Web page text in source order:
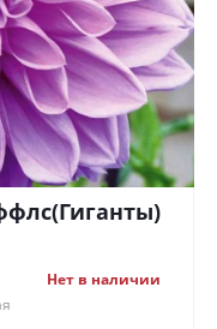
Нет в наличии